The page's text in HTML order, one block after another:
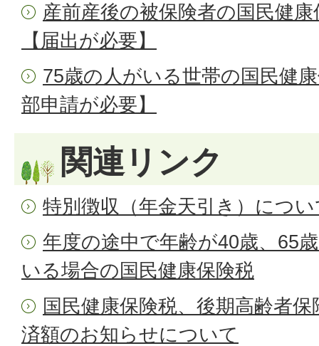
産前産後の被保険者の国民健
【届出が必要】
75歳の人がいる世帯の国民健
部申請が必要】
関連リンク
特別徴収（年金天引き）につ
年度の途中で年齢が40歳、65
いる場合の国民健康保険税
国民健康保険税、後期高齢者
済額のお知らせについて